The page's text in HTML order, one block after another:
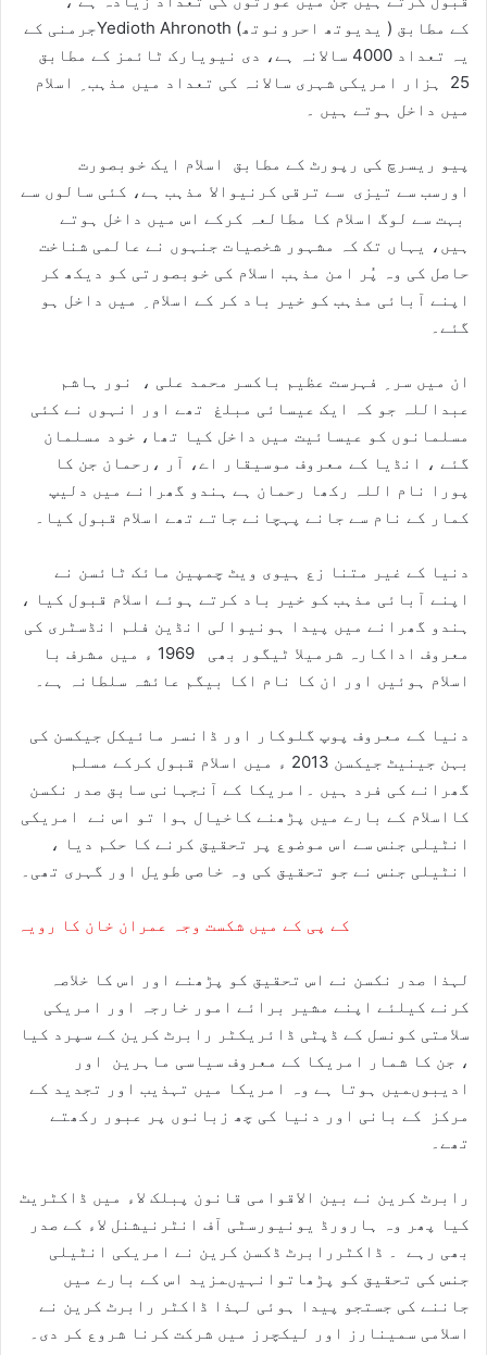
جرمنی کےYedioth Ahronoth (یدیوتھ احرونوتھ ) کے مطابق
یہ تعداد 4000 سالانہ ہے، دی نیویارک ٹائمز کے مطابق
25 ہزار امریکی شہری سالانہ کی تعداد میں مذہب ِ اسلام
میں داخل ہوتے ہیں ۔
اورسب سے تیزی سے ترقی کرنیوالا مذہب ہے، کئی سالوں سے
بہت سے لوگ اسلام کا مطالعہ کرکے اس میں داخل ہوتے
ہیں، یہاں تک کہ مشہور شخصیات جنہوں نے عالمی شناخت
حاصل کی وہ پُر امن مذہب اسلام کی خوبصورتی کو دیکھ کر
اپنے آبائی مذہب کو خیر باد کر کے اسلام ِ میں داخل ہو
گئے۔
ان میں سر ِ فہرست عظیم باکسر محمد علی ، نور ہاشم
عبداللہ جو کہ ایک عیسائی مبلغ تھے اور انہوں نے کئی
مسلمانوں کو عیسائیت میں داخل کیا تھا، خود مسلمان
گئے ، انڈیا کے معروف موسیقار اے، آر ،رحمان جن کا
پورا نام اللہ رکھا رحمان ہے ہندو گھرانے میں دلیپ
کمار کے نام سے جانے پہچانے جاتے تھے اسلام قبول کیا۔
دنیا کے غیر متنا زع ہیوی ویٹ چمپین مائک ٹائسن نے
اپنے آبائی مذہب کو خیر باد کرتے ہوئے اسلام قبول کیا ،
ہندو گھرانے میں پیدا ہونیوالی انڈین فلم انڈسٹری کی
معروف اداکارہ شرمیلا ٹیگور بھی 1969 ء میں مشرف با
اسلام ہوئیں اور ان کا نام اکا بیگم عائشہ سلطانہ ہے۔
دنیا کے معروف پوپ گلوکار اور ڈانسر مائیکل جیکسن کی
بہن جینیٹ جیکسن 2013 ء میں اسلام قبول کرکے مسلم
گھرانے کی فرد ہیں ۔امریکا کے آنجہانی سابق صدر نکسن
کااسلام کے بارے میں پڑھنے کاخیال ہوا تو اس نے امریکی
انٹیلی جنس سے اس موضوع پر تحقیق کرنے کا حکم دیا ،
انٹیلی جنس نے جو تحقیق کی وہ خاصی طویل اور گہری تھی۔
کے پی کے میں شکست وجہ عمران خان کا رویہ
لہذا صدر نکسن نے اس تحقیق کو پڑھنے اور اس کا خلاصہ
کرنے کیلئے اپنے مشیر برائے امور خارجہ اور امریکی
سلامتی کونسل کے ڈپٹی ڈائریکٹر رابرٹ کرین کے سپرد کیا
، جن کا شمار امریکا کے معروف سیاسی ماہرین اور
ادیبوںمیں ہوتا ہے وہ امریکا میں تہذیب اور تجدید کے
مرکز کے بانی اور دنیا کی چھ زبانوں پر عبور رکھتے
تھے۔
رابرٹ کرین نے بین الاقوامی قانون پبلک لاء میں ڈاکٹریٹ
کیا پھر وہ ہارورڈ یونیورسٹی آف انٹرنیشنل لاء کے صدر
بھی رہے ۔ ڈاکٹررابرٹ ڈکسن کرین نے امریکی انٹیلی
جنس کی تحقیق کو پڑھاتوانہیںمزید اس کے بارے میں
جاننے کی جستجو پیدا ہوئی لہذا ڈاکٹر رابرٹ کرین نے
اسلامی سمینارز اور لیکچرز میں شرکت کرنا شروع کر دی۔